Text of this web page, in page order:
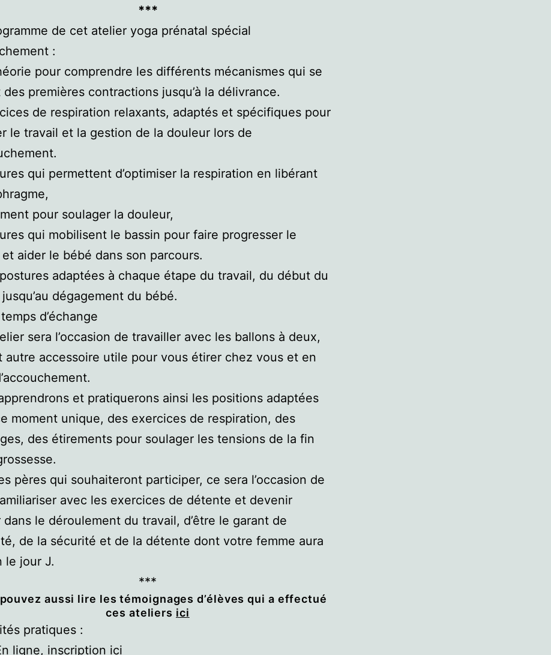
***
de cet atelier yoga prénatal spécial
:
pour comprendre les différents mécanismes qui se
premières contractions jusqu’à la délivrance.
de respiration relaxants, adaptés et spécifiques pour
le travail et la gestion de la douleur lors de
qui permettent d’optimiser la respiration en libérant
pour soulager la douleur,
qui mobilisent le bassin pour faire progresser le
aider le bébé dans son parcours.
adaptées à chaque étape du travail, du début du
dégagement du bébé.
d’échange
sera l’occasion de travailler avec les ballons à deux,
autre accessoire utile pour vous étirer chez vous et en
et pratiquerons ainsi les positions adaptées
moment unique, des exercices de respiration, des
des étirements pour soulager les tensions de la fin
pères qui souhaiteront participer, ce sera l’occasion de
avec les exercices de détente et devenir
dans le déroulement du travail, d’être le garant de
de la sécurité et de la détente dont votre femme aura
le jour J.
***
aussi lire les témoignages d’élèves qui a effectué
ces ateliers ici
pratiques :
ligne, inscription ici